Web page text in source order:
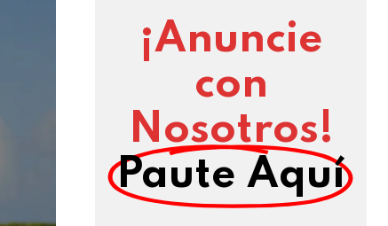
¡Anuncie
con
Nosotros!
Paute Aquí